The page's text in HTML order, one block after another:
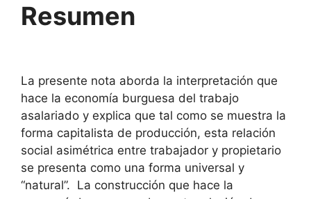
Resumen
La presente nota aborda la interpretación que
hace la economía burguesa del trabajo
asalariado y explica que tal como se muestra la
forma capitalista de producción, esta relación
social asimétrica entre trabajador y propietario
se presenta como una forma universal y
“natural”. La construcción que hace la